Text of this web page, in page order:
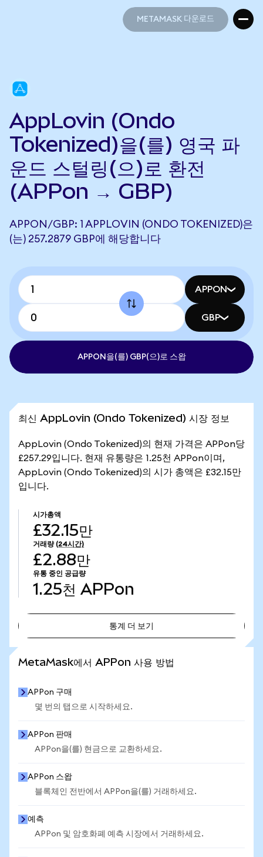
METAMASK 다운로드
AppLovin (Ondo
Tokenized)을(를) 영국 파
운드 스털링(으)로 환전
(APPon → GBP)
APPON/GBP: 1 APPLOVIN (ONDO TOKENIZED)은
(는) 257.2879 GBP에 해당합니다
APPON
GBP
APPON을(를) GBP(으)로 스왑
최신 AppLovin (Ondo Tokenized) 시장 정보
AppLovin (Ondo Tokenized)의 현재 가격은 APPon당
£257.29입니다. 현재 유통량은 1.25천 APPon이며,
AppLovin (Ondo Tokenized)의 시가 총액은 £32.15만
입니다.
시가총액
£32.15만
거래량 (24시간)
£2.88만
유통 중인 공급량
1.25천 APPon
통계 더 보기
MetaMask에서 APPon 사용 방법
APPon 구매
몇 번의 탭으로 시작하세요.
APPon 판매
APPon을(를) 현금으로 교환하세요.
APPon 스왑
블록체인 전반에서 APPon을(를) 거래하세요.
예측
APPon 및 암호화폐 예측 시장에서 거래하세요.